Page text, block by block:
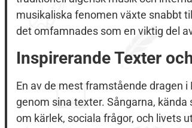
musikaliska fenomen växte snabbt
det omfamnades som en viktig del
Inspirerande Texter
En av de mest framstående dragen
genom sina texter. Sångarna, kända
om kärlek, sociala frågor, och livets